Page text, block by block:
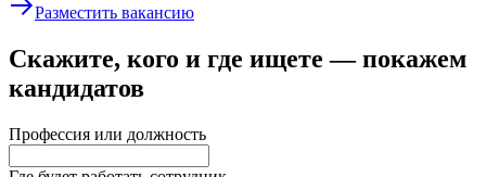
Разместить вакансию
Скажите, кого и где ищете — покажем
кандидатов
Профессия или должность